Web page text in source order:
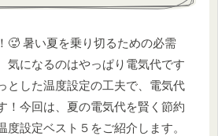
🥵 暑い夏を乗り切るための必需
気になるのはやっぱり電気代です
とした温度設定の工夫で、電気代
！今回は、夏の電気代を賢く節約
度設定ベスト５をご紹介します。